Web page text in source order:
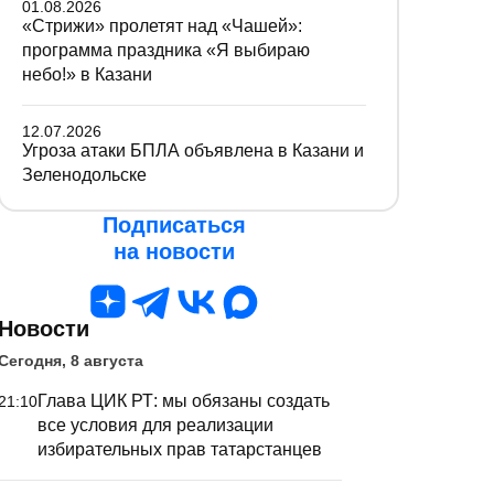
01.08.2026
«Стрижи» пролетят над «Чашей»:
программа праздника «Я выбираю
небо!» в Казани
12.07.2026
Угроза атаки БПЛА объявлена в Казани и
Зеленодольске
Подписаться
на новости
8 августа
Глава ЦИК РТ: мы обязаны создать
все условия для реализации
избирательных прав татарстанцев